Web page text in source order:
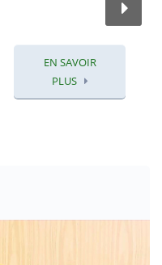
EN SAVOIR
PLUS